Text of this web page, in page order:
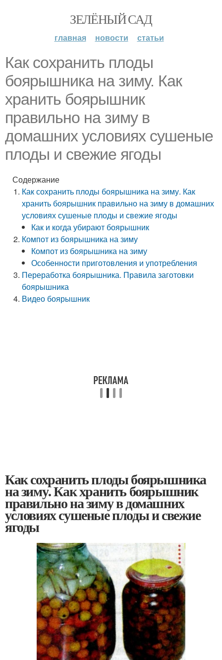
ЗЕЛЁНЫЙ САД
главная новости статьи
Как сохранить плоды
боярышника на зиму. Как
хранить боярышник
правильно на зиму в
домашних условиях сушеные
плоды и свежие ягоды
Содержание
Как сохранить плоды боярышника на зиму. Как
хранить боярышник правильно на зиму в домашних
условиях сушеные плоды и свежие ягоды
Как и когда убирают боярышник
Компот из боярышника на зиму
Компот из боярышника на зиму
Особенности приготовления и употребления
Переработка боярышника. Правила заготовки
боярышника
Видео боярышник
Как сохранить плоды боярышника
на зиму. Как хранить боярышник
правильно на зиму в домашних
условиях сушеные плоды и свежие
ягоды